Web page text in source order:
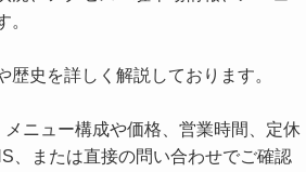
史を詳しく解説しております。
ニュー構成や価格、営業時間、定休
、または直接の問い合わせでご確認